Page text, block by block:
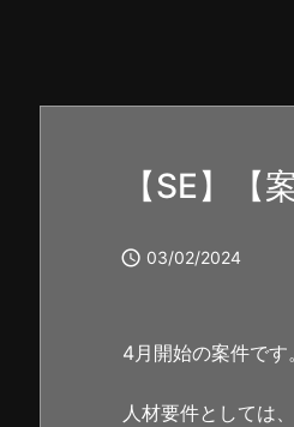
【SE】
 03/02/2024
4月開始の案件です
人材要件としては